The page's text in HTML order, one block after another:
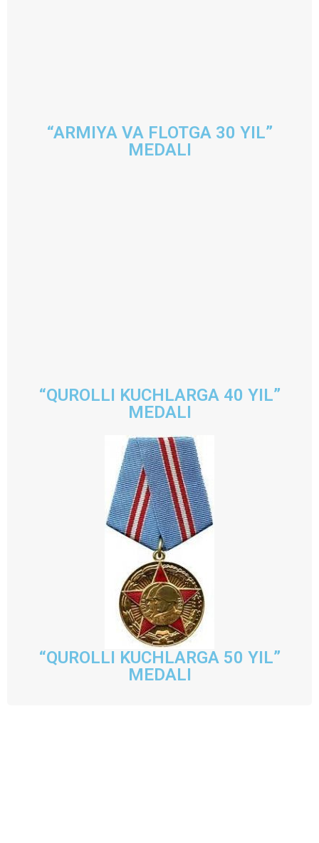
“ARMIYA VA FLOTGA 30 YIL”
MEDALI
“QUROLLI KUCHLARGA 40 YIL”
MEDALI
“QUROLLI KUCHLARGA 50 YIL”
MEDALI